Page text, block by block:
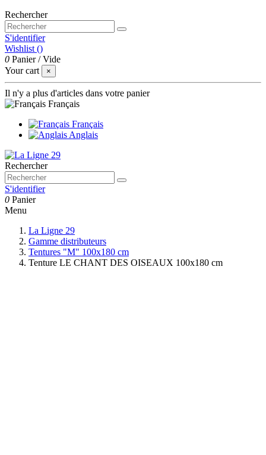
Rechercher
S'identifier
Wishlist ()
0 Panier /Vide
Your cart
×
Il n'y a plus d'articles dans votre panier
Français
Français
Anglais
Rechercher
S'identifier
0 Panier
Menu
La Ligne 29
Gamme distributeurs
Tentures "M" 100x180 cm
Tenture LE CHANT DES OISEAUX 100x180 cm